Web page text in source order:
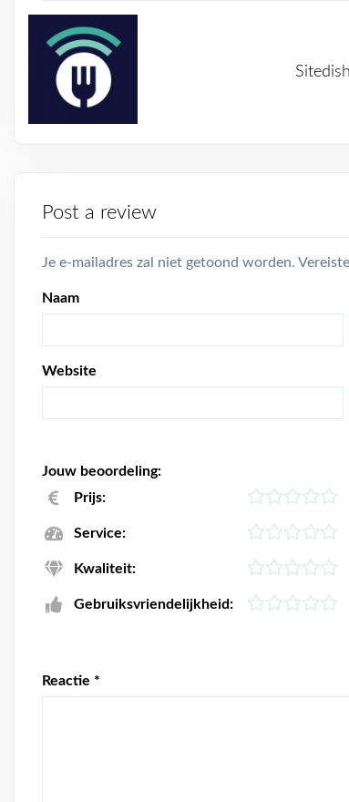
Sitedish
Post a review
Je e-mailadres zal niet getoond worden.
Naam
Website
Jouw beoordeling:
Prijs:
Service:
Kwaliteit:
Gebruiksvriendelijkheid:
Reactie *